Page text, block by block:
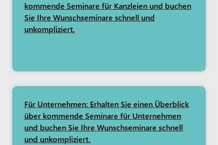
kommende Seminare für Kanzleien und buchen
Sie Ihre Wunschseminare schnell und
unkompliziert.
Für Unternehmen: Erhalten Sie einen Überblick
über kommende Seminare für Unternehmen
und buchen Sie Ihre Wunschseminare schnell
und unkompliziert.